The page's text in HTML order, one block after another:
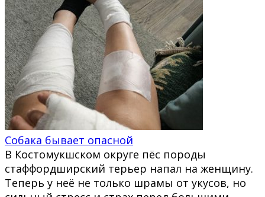
Собака бывает опасной
В Костомукшском округе пёс породы
стаффордширский терьер напал на женщину.
Теперь у неё не только шрамы от укусов, но